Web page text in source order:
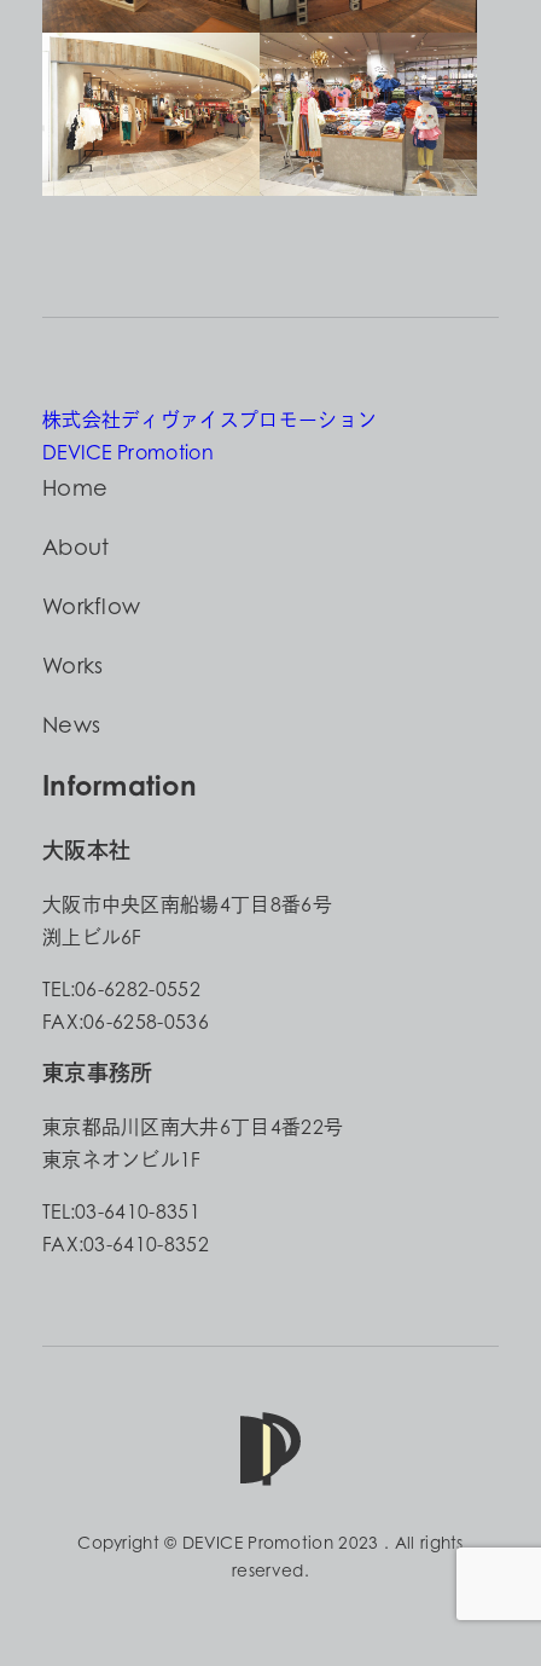
株式会社ディヴァイスプロモーション
DEVICE Promotion
Home
About
Workflow
Works
News
Information
大阪本社
大阪市中央区南船場4丁目8番6号
渕上ビル6F
TEL:06-6282-0552
FAX:06-6258-0536
東京事務所
東京都品川区南大井6丁目4番22号
東京ネオンビル1F
TEL:03-6410-8351
FAX:03-6410-8352
Copyright © DEVICE Promotion 2023 . All rights
reserved.